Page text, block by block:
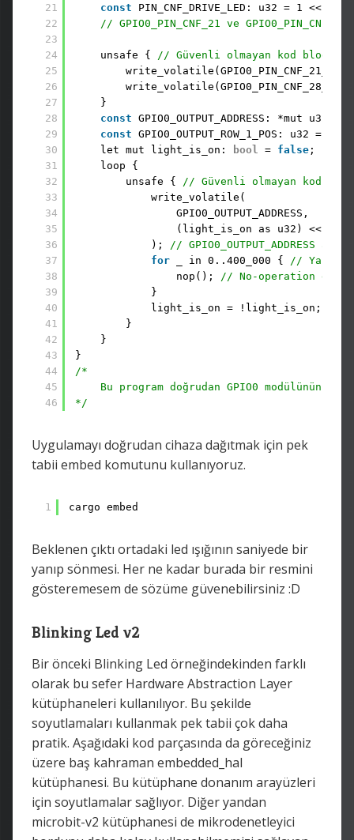
21
22
23
24
25
26
27
28
29
30
31
32
33
34
35
36
37
38
39
40
41
42
43
44
45
46
const
PIN_CNF_DRIVE_LED: u32 = 1 <<
// GPIO0_PIN_CNF_21 ve
unsafe {
// Güvenli olmayan kod bloğu
}
const GPIO0_OUTPUT_ADDRESS: *mut
const GPIO0_OUTPUT_ROW_1_POS: u32 = 21;
let mut light_is_on:
bool = false ;
loop {
unsafe {
// Güvenli olmayan kod
write_volatile(
GPIO0_OUTPUT_ADDRESS,
(light_is_on as u32) <<
);
// GPIO0_OUTPUT_ADDRESS
for
_ in 0..400_000 {
//
nop();
// No-operation
}
light_is_on = !light_is_on;
}
}
}
/*
Bu program doğrudan GPIO0
*/
Uygulamayı doğrudan cihaza dağıtmak için pek
tabii embed komutunu kullanıyoruz.
1 cargo embed
Beklenen çıktı ortadaki led ışığının saniyede bir
yanıp sönmesi. Her ne kadar burada bir resmini
gösteremesem de sözüme güvenebilirsiniz :D
Blinking Led v2
Bir önceki Blinking Led örneğindekinden farklı
olarak bu sefer Hardware Abstraction Layer
kütüphaneleri kullanılıyor. Bu şekilde
soyutlamaları kullanmak pek tabii çok daha
pratik. Aşağıdaki kod parçasında da göreceğiniz
üzere baş kahraman embedded_hal
kütüphanesi. Bu kütüphane donanım arayüzleri
için soyutlamalar sağlıyor. Diğer yandan
microbit-v2 kütüphanesi de mikrodenetleyici